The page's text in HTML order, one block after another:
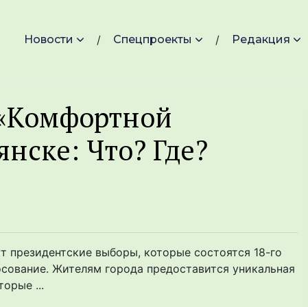
Новости Спецпроекты Редакция
Что? Где?
выборы, которые состоятся 18-го
Жителям города предоставится уникальная
...